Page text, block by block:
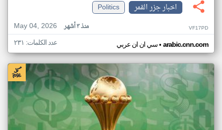
اخبار جزر القمر
Politics
May 04, 2026
منذ ٣ أشهر VF17PD
سي ان ان عربي• arabic.cnn.com عدد الكلمات: ٢٣١